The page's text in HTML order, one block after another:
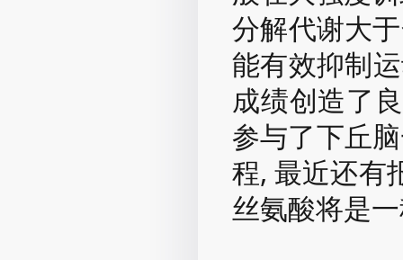
分解代谢大
能有效抑制
成绩创造了
参与了下丘
程, 最近还有
丝氨酸将是